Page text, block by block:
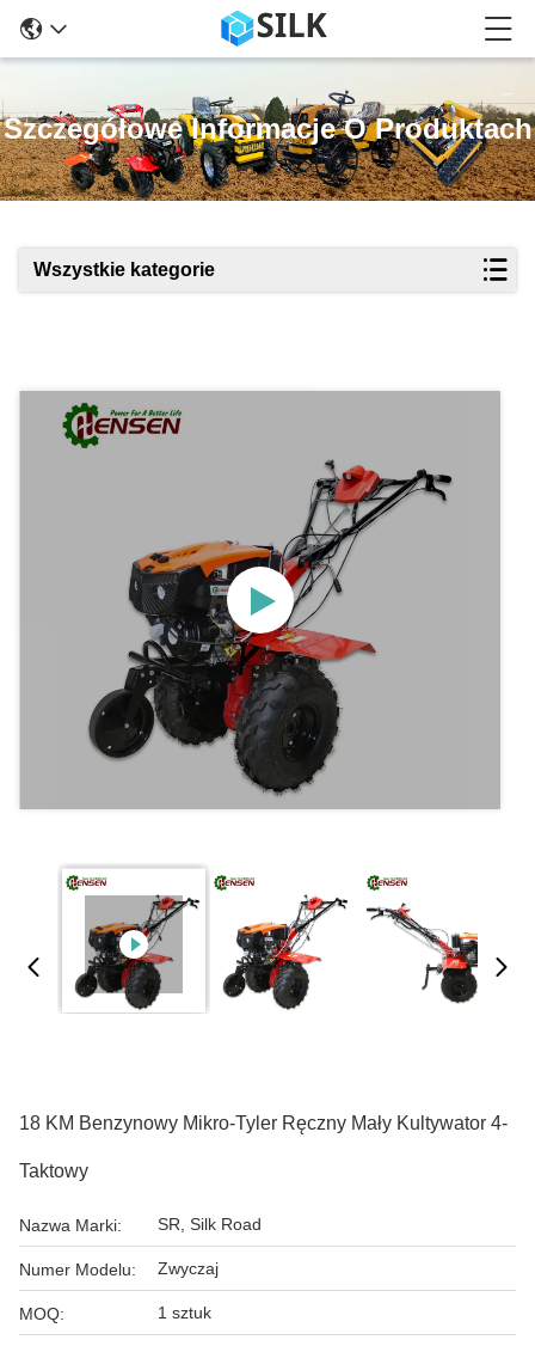
Szczegółowe Informacje O Produktach
Wszystkie kategorie
18 KM Benzynowy Mikro-Tyler Ręczny Mały Kultywator 4-
Taktowy
Nazwa Marki: SR, Silk Road
Numer Modelu: Zwyczaj
MOQ: 1 sztuk